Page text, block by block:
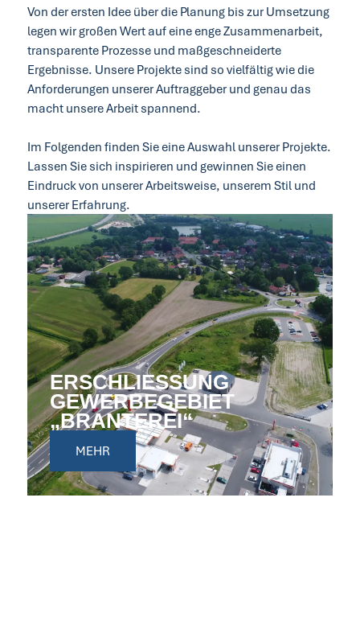
Von der ersten Idee über die Planung bis zur Umsetzung
legen wir großen Wert auf eine enge Zusammenarbeit,
transparente Prozesse und maßgeschneiderte
Ergebnisse. Unsere Projekte sind so vielfältig wie die
Anforderungen unserer Auftraggeber und genau das
macht unsere Arbeit spannend.
Im Folgenden finden Sie eine Auswahl unserer Projekte.
Lassen Sie sich inspirieren und gewinnen Sie einen
Eindruck von unserer Arbeitsweise, unserem Stil und
unserer Erfahrung.
ERSCHLIESSUNG G
EWERBEGEBIET „
BRANTEREI“
MEHR